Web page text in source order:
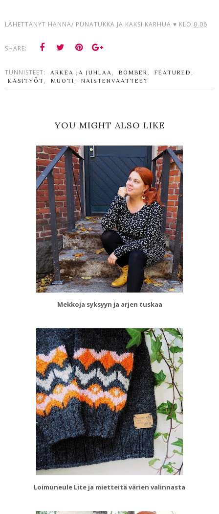
LÄHETTÄNYT HANNA/ PUNATUKKA JA KAKSI KARHUA ♥ KLO 0.06
SHARE:
TUNNISTEET: ARKEA JA JUHLAA , BOMBER , FEATURED ,
KÄSITYÖT , MUOTI , NAISTENVAATTEET
YOU MIGHT ALSO LIKE
Mekkoja syksyyn ja arjen tuskaa
Loimuneule Lite ja mietteitä värien valinnasta